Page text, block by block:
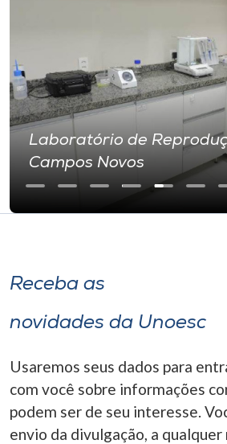
Laboratório de
Campos Novos
Receba as
novidades da Unoesc
Usaremos seus dados para
com você sobre informações
podem ser de seu interesse.
envio da divulgação, a